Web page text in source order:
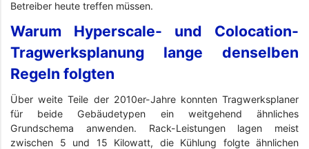
Betreiber heute treffen müssen.
Warum Hyperscale- und Colocation-
Tragwerksplanung lange denselben
Regeln folgten
Über weite Teile der 2010er-Jahre konnten Tragwerksplaner
für beide Gebäudetypen ein weitgehend ähnliches
Grundschema anwenden. Rack-Leistungen lagen meist
zwischen 5 und 15 Kilowatt, die Kühlung folgte ähnlichen